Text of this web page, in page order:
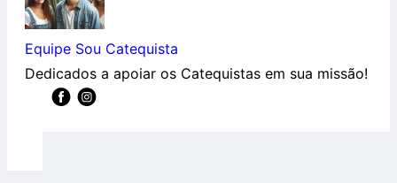
Equipe Sou Catequista
Dedicados a apoiar os Catequistas em sua missão!